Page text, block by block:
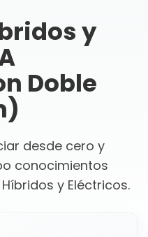
y
Doble
desde cero y
conocimientos
y Eléctricos.